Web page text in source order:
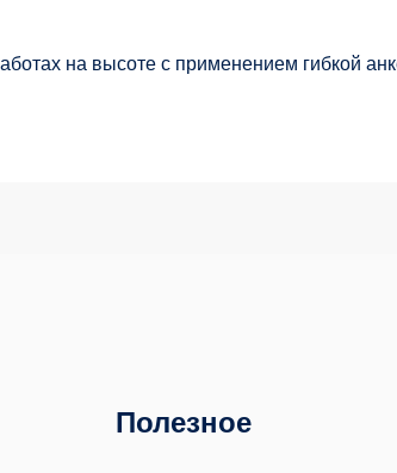
на высоте с применением гибкой
Полезное